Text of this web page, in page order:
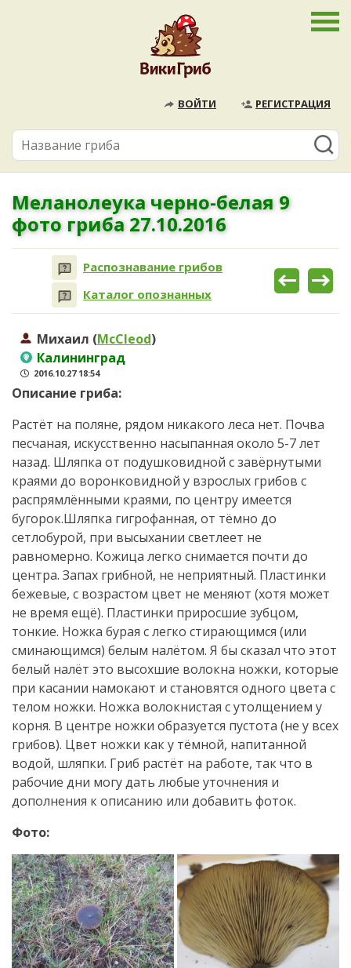
ВОЙТИ РЕГИСТРАЦИЯ
Меланолеука черно-белая 9
фото гриба 27.10.2016
Распознавание грибов
Каталог опознанных
Михаил (McCleod)
Калининград
2016.10.27 18:54
Описание гриба:
Растёт на поляне, рядом никакого леса нет. Почва
песчаная, искусственно насыпанная около 5-7 лет
назад. Шляпка от подушковидной с завёрнутыми
краями до воронковидной у взрослых грибов с
распрямлёнными краями, по центру имеется
бугорок.Шляпка гигрофанная, от тёмно до
сетлобурой, при высыхании светлеет не
равномерно. Кожица легко снимается почти до
центра. Запах грибной, не неприятный. Пластинки
бежевые, с возрастом цвет не меняют (хотя может
не время ещё). Пластинки приросшие зубцом,
тонкие. Ножка бурая с легко стирающимся (или
сминающимся) белым налётом. Я бы сказал что этот
белый налёт это высохшие волокна ножки, которые
при касании намокают и становятся одного цвета с
телом ножки. Ножка волокнистая с утолщением у
корня. В центре ножки образуется пустота (не у всех
грибов). Цвет ножки как у тёмной, напитанной
водой, шляпки. Гриб растёт на работе, так что в
рабочие дни могу дать любые уточнения и
дополнения к описанию или добавить фоток.
Фото: